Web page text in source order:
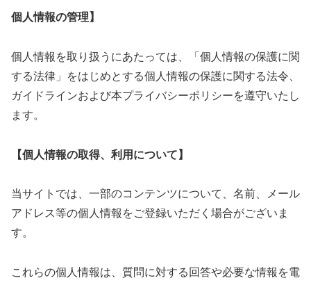
個人情報の管理】
個人情報を取り扱うにあたっては、「個人情報の保護に関
する法律」をはじめとする個人情報の保護に関する法令、
ガイドラインおよび本プライバシーポリシーを遵守いたし
ます。
【個人情報の取得、利用について】
当サイトでは、一部のコンテンツについて、名前、メール
アドレス等の個人情報をご登録いただく場合がございま
す。
これらの個人情報は、質問に対する回答や必要な情報を電